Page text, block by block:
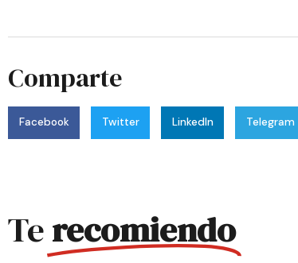
Comparte
Facebook Twitter LinkedIn Telegram
Terecomiendo